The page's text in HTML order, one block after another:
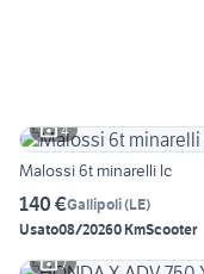
4
Malossi 6t minarelli lc
140 €Gallipoli(LE)
Usato08/20260 KmScooter
7